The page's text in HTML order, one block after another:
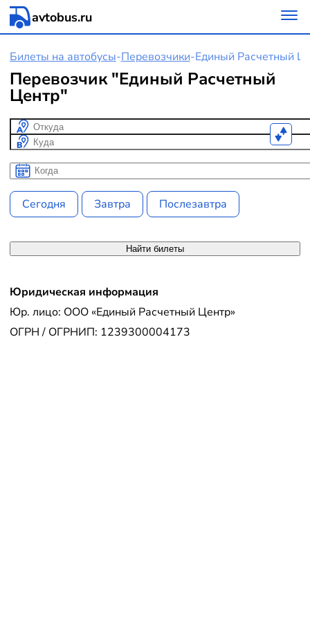
avtobus.ru
Билеты на автобусы-Перевозчики-Единый Расчетный
Перевозчик "Единый Расчетный
Центр"
Откуда
Куда
Когда
Когда
Сегодня Завтра Послезавтра
Найти билеты
Юридическая информация
Юр. лицо: ООО «Единый Расчетный Центр»
ОГРН / ОГРНИП: 1239300004173